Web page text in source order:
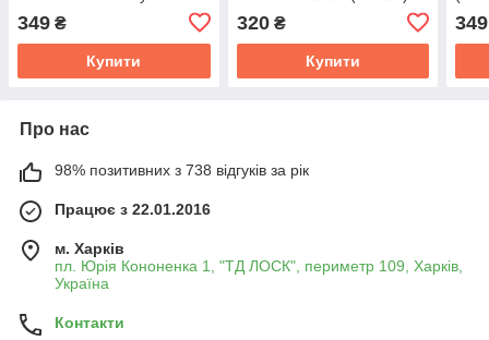
(RIDER) RD.61J6WP9302C
349 ₴
Купити
320₴
Купити
349
Про нас
98% позитивних з 738 відгуків за рік
Працює з 22.01.2016
м. Харків
пл. Юрія Кононенка 1, "ТД ЛОСК", периметр 109, Харків,
Україна
Контакти